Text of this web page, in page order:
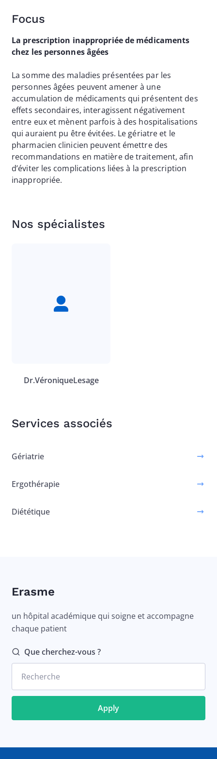
Focus
La prescription inappropriée de médicaments
chez les personnes âgées
La somme des maladies présentées par les
personnes âgées peuvent amener à une
accumulation de médicaments qui présentent des
effets secondaires, interagissent négativement
entre eux et mènent parfois à des hospitalisations
qui auraient pu être évitées. Le gériatre et le
pharmacien clinicien peuvent émettre des
recommandations en matière de traitement, afin
d’éviter les complications liées à la prescription
inappropriée.
Nos spécialistes
Dr.VéroniqueLesage
Services associés
Gériatrie
Ergothérapie
Diététique
Erasme
un hôpital académique qui soigne et accompagne
chaque patient
Que cherchez-vous ?
Recherche